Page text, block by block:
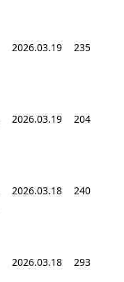
2026.03.19 235
2026.03.19 204
2026.03.18 240
2026.03.18 293